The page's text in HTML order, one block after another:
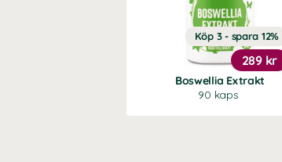
Boswellia Extrakt
90 kaps
Köp 3 - spara 12%
289 kr